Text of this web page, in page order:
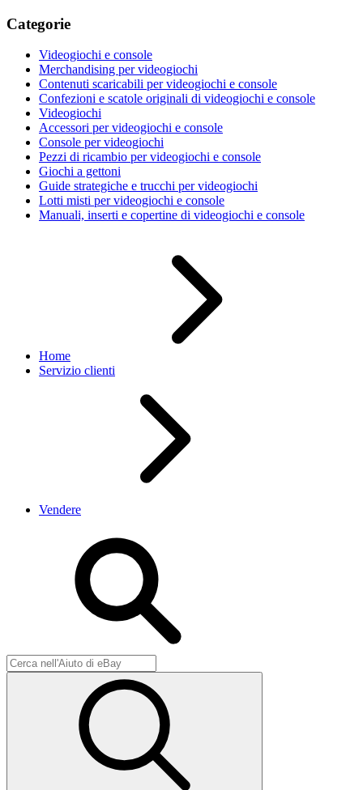
Categorie
Videogiochi e console
Merchandising per videogiochi
Contenuti scaricabili per videogiochi e console
Confezioni e scatole originali di videogiochi e console
Videogiochi
Accessori per videogiochi e console
Console per videogiochi
Pezzi di ricambio per videogiochi e console
Giochi a gettoni
Guide strategiche e trucchi per videogiochi
Lotti misti per videogiochi e console
Manuali, inserti e copertine di videogiochi e console
Home
Servizio clienti
Vendere